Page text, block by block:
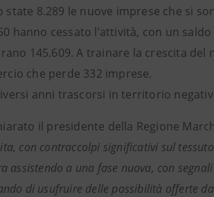
state 8.289 le nuove imprese che si
hanno cessato l’attività, con un
145.609. A trainare la crescita
che perde 332 imprese.
anni trascorsi in territorio
il presidente della Regione
con contraccolpi significativi sul
assistendo a una fase nuova, con
di usufruire delle possibilità offerte